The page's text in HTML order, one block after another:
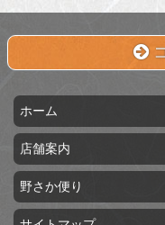
ホーム
店舗案内
野さか便り